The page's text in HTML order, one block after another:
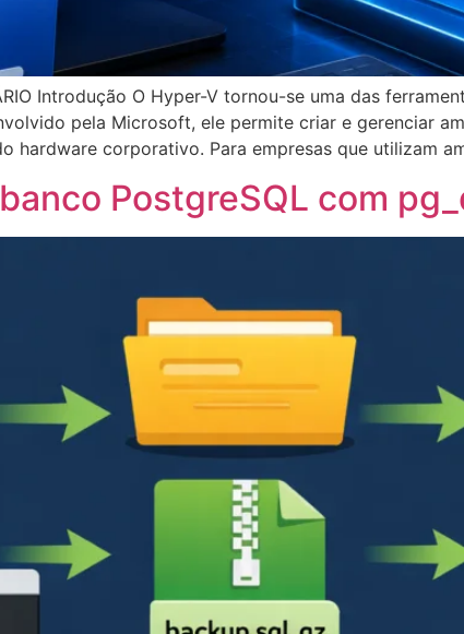
Introdução O Hyper-V tornou-se uma das
pela Microsoft, ele permite criar e gerenciar
hardware corporativo. Para empresas que utilizam
PostgreSQL com